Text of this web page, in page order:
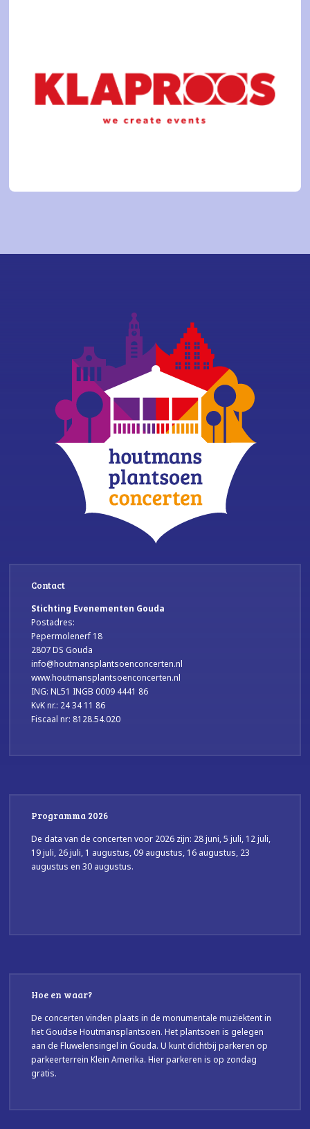
Contact
Stichting Evenementen Gouda
Postadres:
Pepermolenerf 18
2807 DS Gouda
info@houtmansplantsoenconcerten.nl
www.houtmansplantsoenconcerten.nl
ING: NL51 INGB 0009 4441 86
KvK nr.: 24 34 11 86
Fiscaal nr: 8128.54.020
Programma 2026
De data van de concerten voor 2026 zijn: 28 juni, 5 juli, 12 juli,
19 juli, 26 juli, 1 augustus, 09 augustus, 16 augustus, 23
augustus en 30 augustus.
Hoe en waar?
De concerten vinden plaats in de monumentale muziektent in
het Goudse Houtmansplantsoen. Het plantsoen is gelegen
aan de Fluwelensingel in Gouda. U kunt dichtbij parkeren op
parkeerterrein Klein Amerika. Hier parkeren is op zondag
gratis.